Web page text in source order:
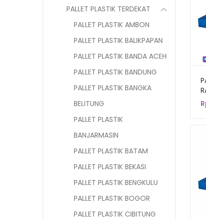
PALLET PLASTIK TERDEKAT
PALLET PLASTIK AMBON
PALLET PLASTIK BALIKPAPAN
PALLET PLASTIK BANDA ACEH
PALLET PLASTIK BANDUNG
PALLET PLASTIK BANGKA
BELITUNG
PALLET PLASTIK
BANJARMASIN
PALLET PLASTIK BATAM
PALLET PLASTIK BEKASI
PALLET PLASTIK BENGKULU
PALLET PLASTIK BOGOR
PALLET PLASTIK CIBITUNG